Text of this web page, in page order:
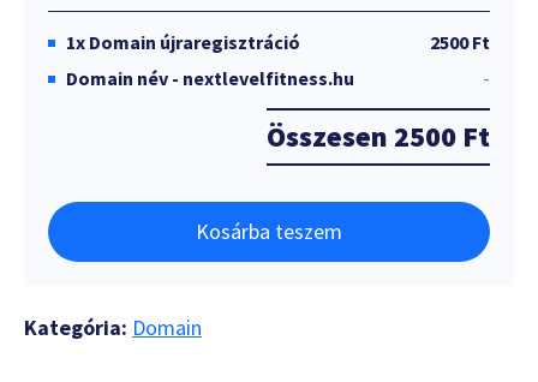
1x Domain újraregisztráció
2500 Ft
Domain név - nextlevelfitness.hu
-
Összesen 2500 Ft
Kosárba teszem
Kategória: Domain